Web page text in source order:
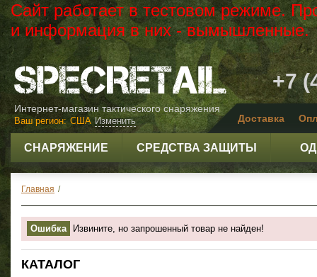
Сайт работает в тестовом режиме.
и информация в них - вымышленные.
Интернет-магазин тактического снаряжения
+7
Доставка
Изменить
Ваш регион: США
СНАРЯЖЕНИЕ СРЕДСТВА ЗАЩИТЫ
Главная /
Ошибка Извините, но запрошенный товар не найден!
КАТАЛОГ